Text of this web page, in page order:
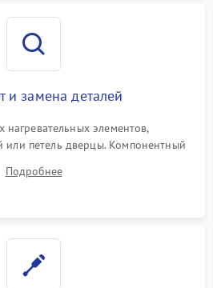
и замена деталей
нагревательных элементов,
или петель дверцы. Компонентный
контактов и замена
Подробнее